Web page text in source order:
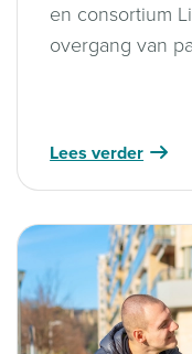
en consortium
overgang van
terug te kijken
Lees verder